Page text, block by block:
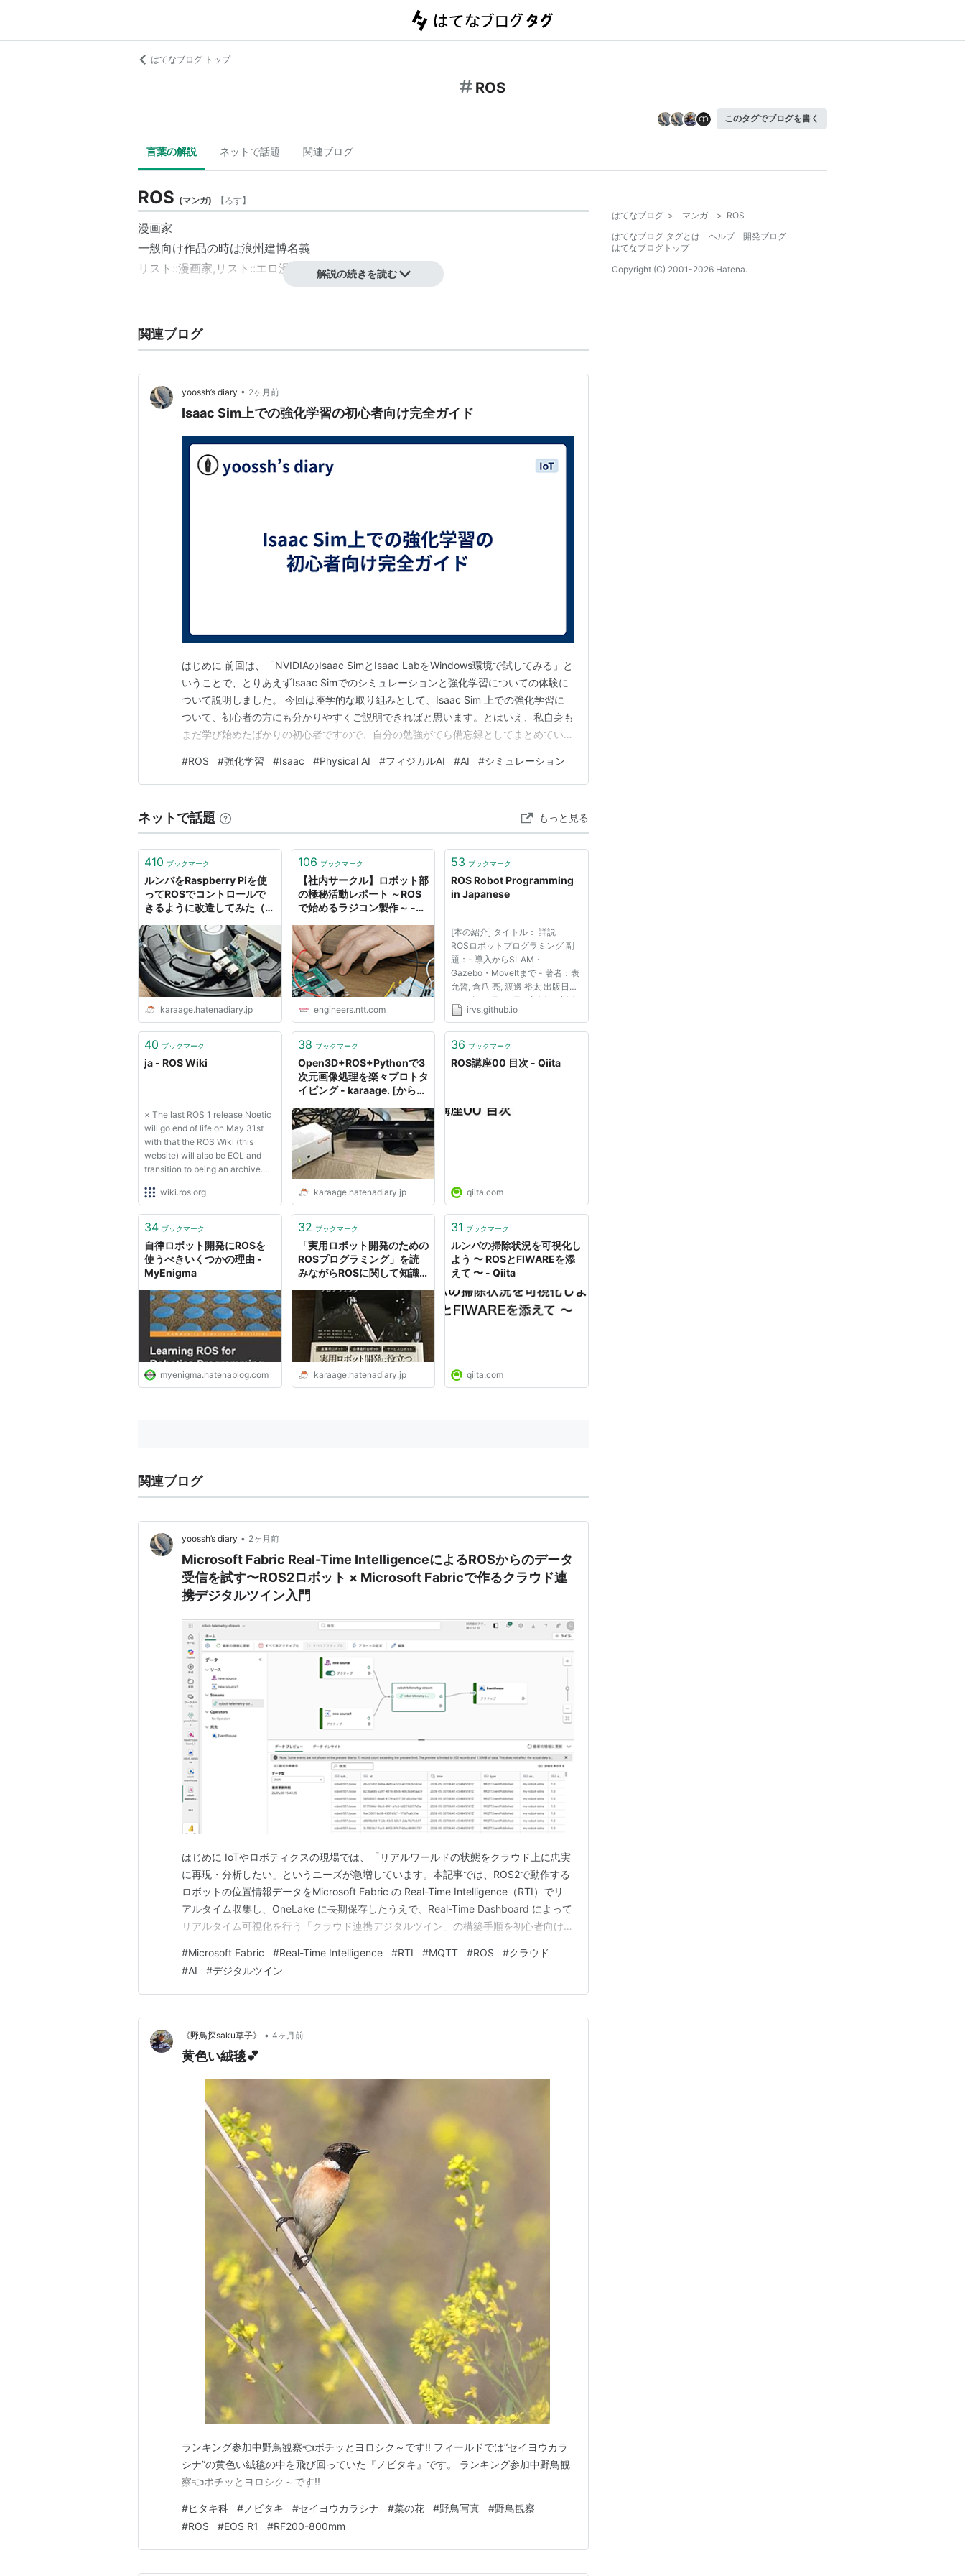
はてなブログ トップ
ROS
このタグでブログを書く
言葉の解説 ネットで話題 関連ブログ
ROS (マンガ) 【ろす】
漫画家
一般向け作品の時は浪州建博名義
リスト::漫画家, リスト::エロ漫画家 解説の続きを読む
関連ブログ
yoossh’s diary • 2ヶ月前
Isaac Sim上での強化学習の初心者向け完全ガイド
はじめに 前回は、「NVIDIAのIsaac SimとIsaac LabをWindows環境で試してみる」と
いうことで、とりあえずIsaac Simでのシミュレーションと強化学習についての体験に
ついて説明しました。 今回は座学的な取り組みとして、Isaac Sim 上での強化学習に
ついて、初心者の方にも分かりやすくご説明できればと思います。とはいえ、私自身も
まだ学び始めたばかりの初心者ですので、自分の勉強がてら備忘録としてまとめていき
Isaac Labについて 強化学習の基本概念 報酬関数の設計 ロボット…
#ROS #強化学習 #Isaac #Physical AI #フィジカルAI #AI #シミュレーション
ネットで話題 もっと見る
410 ブックマーク
ルンバをRaspberry Piを使
ってROSでコントロールで
きるように改造してみた（半
karaage. [からあげ]
karaage.hatenadiary.jp
106 ブックマーク
【社内サークル】ロボット部
の極秘活動レポート ～ROS
で始めるラジコン製作～ -
Engineers' Blog
engineers.ntt.com
53 ブックマーク
ROS Robot Programming
in Japanese
[本の紹介] タイトル： 詳説
ROSロボットプログラミング 副
題：- 導入からSLAM・
Gazebo・MoveItまで - 著者：表
允晳, 倉爪 亮, 渡邊 裕太 出版日：
2015年 11月 30日（初版） 出版
社：Kurazume Laboratory (出版
9784990873608 フォーマット：
A4 [ダウンロー...
irvs.github.io
40 ブックマーク
ja - ROS Wiki
× The last ROS 1 release Noetic
will go end of life on May 31st
with that the ROS Wiki (this
website) will also be EOL and
transition to being an archive.
wiki content into your package's
more help on migrating code
wiki.ros.org
38 ブックマーク
Open3D+ROS+Pythonで3
次元画像処理を楽々プロトタ
イピング - karaage. [からあ
karaage.hatenadiary.jp
36 ブックマーク
ROS講座00 目次 - Qiita
qiita.com
34 ブックマーク
自律ロボット開発にROSを
使うべきいくつかの理由 -
MyEnigma
myenigma.hatenablog.com
32 ブックマーク
「実用ロボット開発のための
ROSプログラミング」を読
みながらROSに関して知識
karaage.hatenadiary.jp
31 ブックマーク
ルンバの掃除状況を可視化し
よう 〜 ROSとFIWAREを添
えて 〜 - Qiita
qiita.com
関連ブログ
yoossh’s diary • 2ヶ月前
Microsoft Fabric Real-Time IntelligenceによるROSからのデータ
受信を試す〜ROS2ロボット × Microsoft Fabricで作るクラウド連
携デジタルツイン入門
はじめに IoTやロボティクスの現場では、「リアルワールドの状態をクラウド上に忠実
に再現・分析したい」というニーズが急増しています。本記事では、ROS2で動作する
ロボットの位置情報データをMicrosoft Fabric の Real-Time Intelligence（RTI）でリ
アルタイム収集し、OneLake に長期保存したうえで、Real-Time Dashboard によって
リアルタイム可視化を行う「クラウド連携デジタルツイン」の構築手順を初心者向けに
像の確認 — アーキテクチャの把握 ステップ1：Fa…
#Microsoft Fabric #Real-Time Intelligence #RTI #MQTT #ROS #クラウド
#AI #デジタルツイン
《野鳥探saku草子》 • 4ヶ月前
黄色い絨毯💕
ランキング参加中野鳥観察👈ポチッとヨロシク～です!! フィールドでは“セイヨウカラ
シナ”の黄色い絨毯の中を飛び回っていた『ノビタキ』です。 ランキング参加中野鳥観
察👈ポチッとヨロシク～です!!
#ヒタキ科 # ノビタキ #セイヨウカラシナ #菜の花 #野鳥写真 #野鳥観察
#ROS #EOS R1 #RF200-800mm
はてなブログ > マンガ > ROS
はてなブログ タグとは
ヘルプ
開発ブログ
はてなブログトップ
Copyright (C) 2001-2026 Hatena.